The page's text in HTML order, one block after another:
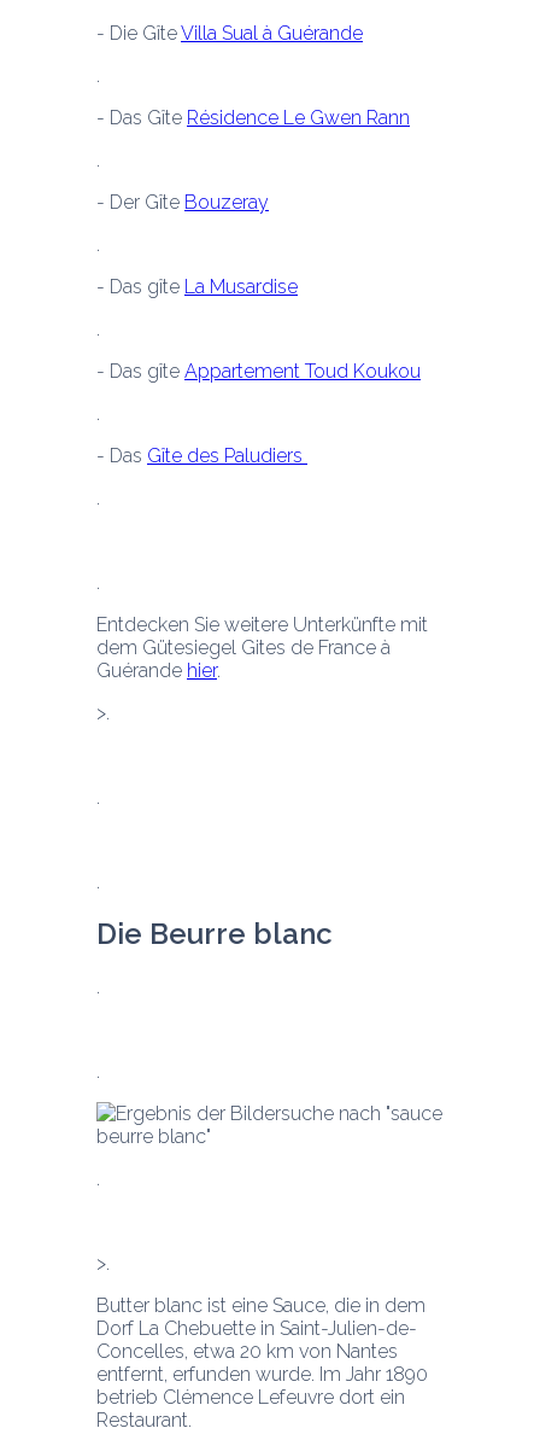
- Die Gîte Villa Sual à Guérande
- Das Gîte Résidence Le Gwen Rann
- Der Gîte Bouzeray
- Das gîte La Musardise
- Das gîte Appartement Toud Koukou
- Das Gîte des Paludiers
Entdecken Sie weitere Unterkünfte mit
dem Gütesiegel Gites de France à
Guérande hier.
Die Beurre blanc
Butter blanc ist eine Sauce, die in dem
Dorf La Chebuette in Saint-Julien-de-
Concelles, etwa 20 km von Nantes
entfernt, erfunden wurde. Im Jahr 1890
betrieb Clémence Lefeuvre dort ein
Restaurant.